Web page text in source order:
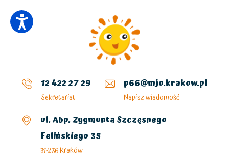
12 422 27 29
Sekretariat
p66@mjo.krakow.pl
Napisz wiadomość
ul. Abp. Zygmunta Szczęsnego
Felińskiego 35
31-236 Kraków